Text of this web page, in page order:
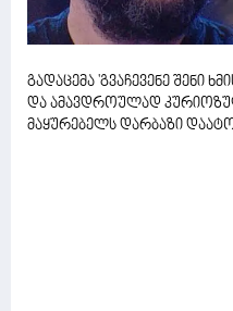
გადაცემა 'გვაჩევენე შენი
და ამავდროულად
მაყურებელს დარბაზი